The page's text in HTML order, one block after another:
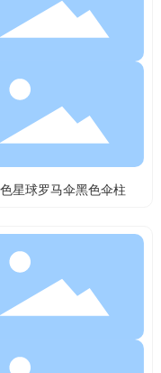
星球罗马伞黑色伞柱